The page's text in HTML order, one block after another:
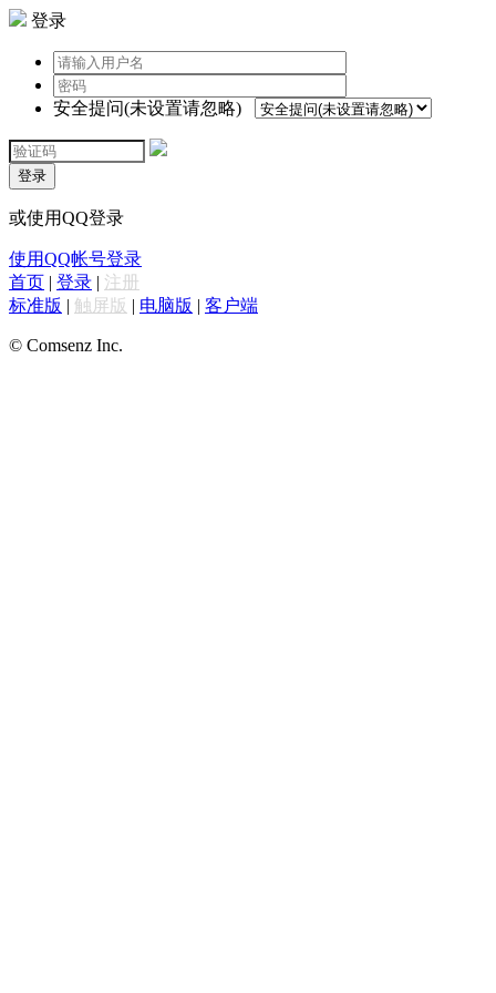
登录
安全提问(未设置请忽略)
登录
或使用QQ登录
使用QQ帐号登录
首页 | 登录 | 注册
标准版 | 触屏版 | 电脑版 | 客户端
© Comsenz Inc.